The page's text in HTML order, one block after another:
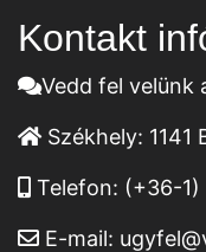
Kontakt
Vedd fel velünk
Székhely: 1141
Telefon: (+36-
E-mail: